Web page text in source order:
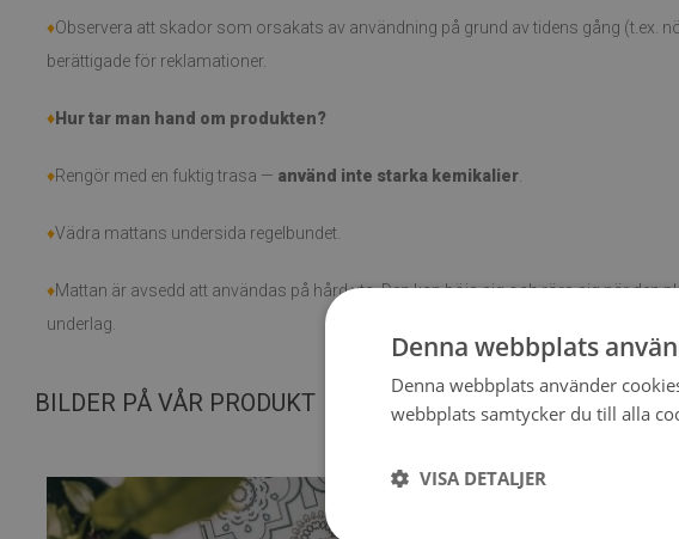
♦Observera att skador som orsakats av användning på grund av tidens gång (t.ex.
berättigade för reklamationer.
♦Hur tar man hand om produkten?
♦Rengör med en fuktig trasa — använd inte starka kemikalier
♦Vädra mattans undersida regelbundet.
♦Mattan är avsedd att användas på hård yta. Den kan böja sig och röra sig när den
underlag.
BILDER PÅ VÅR PRODUKT
Denna webbplats
Denna webbplats använder
webbplats samtycker du till alla
VISA DETALJER